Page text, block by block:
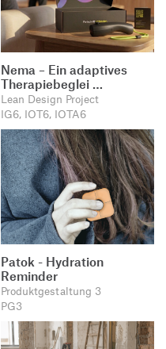
Nema – Ein adaptives
Therapiebeglei …
Lean Design Project
IG6, IOT6, IOTA6
Patok - Hydration
Reminder
Produktgestaltung 3
PG3